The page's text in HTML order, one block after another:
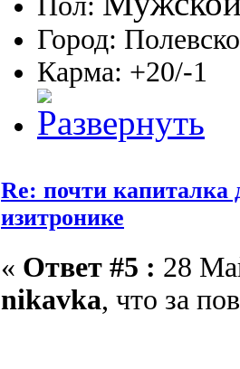
Город:
Карма: +20/-1
Re: почти капиталка
изитронике
« Ответ #5 : 28
nikavka, что за